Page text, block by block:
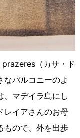
（カサ・ド
なバルコニーのよ
、マデイラ島にし
レイアさんのお母
もので、外を出歩